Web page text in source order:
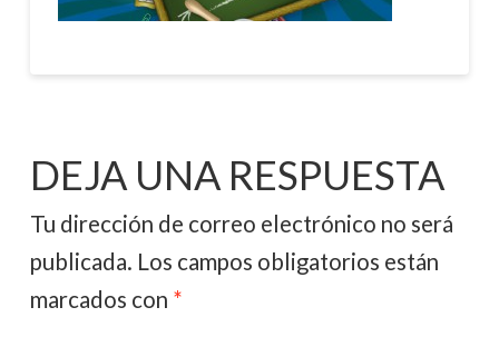
DEJA UNA RESPUESTA
Tu dirección de correo electrónico no será
publicada. Los campos obligatorios están
marcados con *